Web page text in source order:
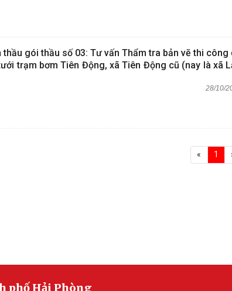
thầu gói thầu số 03: Tư vấn Thẩm tra bản vẽ thi công
trạm bơm Tiên Động, xã Tiên Động cũ (nay là xã
28/10/
« 1
phố Hải Phòng